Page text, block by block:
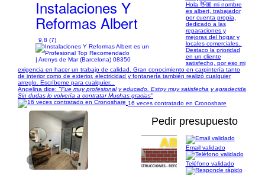
Instalaciones Y
Reformas Albert
9,8 (7)
| Arenys de Mar (Barcelona) 08350
Hola 👋🏽 mi nombre
es albert, trabajador
por cuenta propia,
dedicado a las
reparaciones y
mejoras del hogar y
locales comerciales..
Destaco la prioridad
en un cliente
satisfecho, por eso mi
exigencia en hacer un trabajo de calidad. Gran conocimiento en carpintería tanto
de interior como de exterior, electricidad y fontanería también realizó cualquier
arreglo. Escríbeme para cualquier...
Angelina dice: "Fue muy profesional y educado. Estoy muy satisfecha y agradecida
Sin dudas lo volvería a contratar Muchas gracias"
16 veces contratado en Cronoshare
1/16
Pedir presupuesto
Email validado
Teléfono validado